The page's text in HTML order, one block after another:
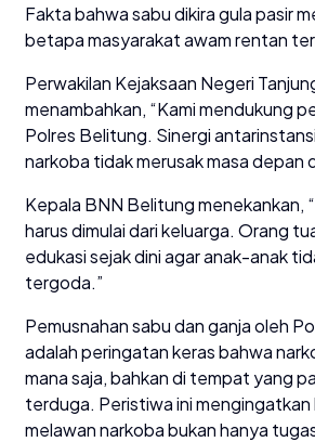
Fakta bahwa sabu dikira gula pasir
betapa masyarakat awam rentan
Perwakilan Kejaksaan Negeri
menambahkan, “Kami mendukung
Polres Belitung. Sinergi
narkoba tidak merusak masa depan
Kepala BNN Belitung menekankan,
harus dimulai dari keluarga. Orang
edukasi sejak dini agar anak-anak
tergoda.”
Pemusnahan sabu dan ganja oleh
adalah peringatan keras bahwa
mana saja, bahkan di tempat yang
terduga. Peristiwa ini
melawan narkoba bukan hanya